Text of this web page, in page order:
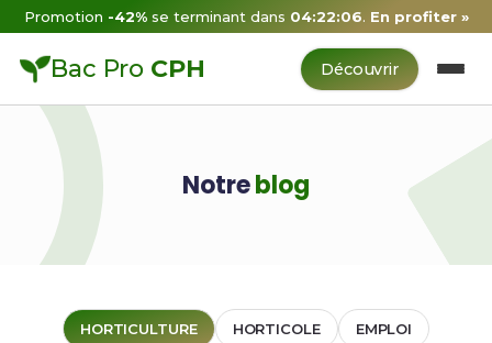
Promotion -42%se terminant dans 04:22:06. En profiter »
Bac Pro CPH Découvrir
Notreblog
HORTICULTURE HORTICOLE EMPLOI